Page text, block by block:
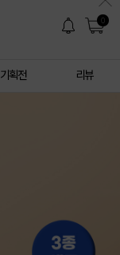
0
기획전 리뷰